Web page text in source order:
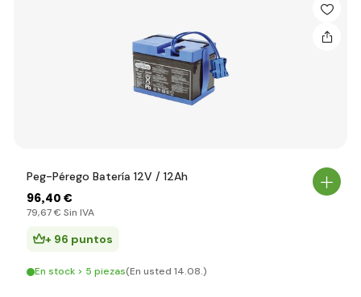
Peg-Pérego Batería 12V / 12Ah
96,40 €
79,67 € Sin IVA
+ 96 puntos
En stock > 5 piezas(En usted 14.08.)